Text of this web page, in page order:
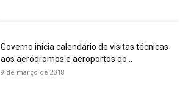
Governo inicia calendário de visitas técnicas
aos aeródromos e aeroportos do...
9 de março de 2018